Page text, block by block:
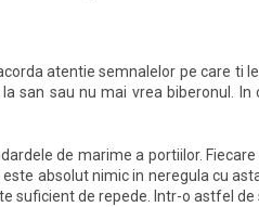
atentie semnalelor pe care ti
san sau nu mai vrea biberonul.
de marime a portiilor.
absolut nimic in neregula cu
suficient de repede. Intr-o astfel